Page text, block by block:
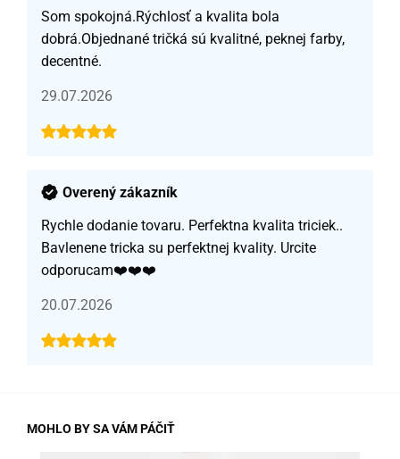
Som spokojná.Rýchlosť a kvalita bola
dobrá.Objednané tričká sú kvalitné, peknej farby,
decentné.
29.07.2026
Overený zákazník
Rychle dodanie tovaru. Perfektna kvalita triciek..
Bavlenene tricka su perfektnej kvality. Urcite
odporucam❤️❤️❤️
20.07.2026
MOHLO BY SA VÁM PÁČIŤ